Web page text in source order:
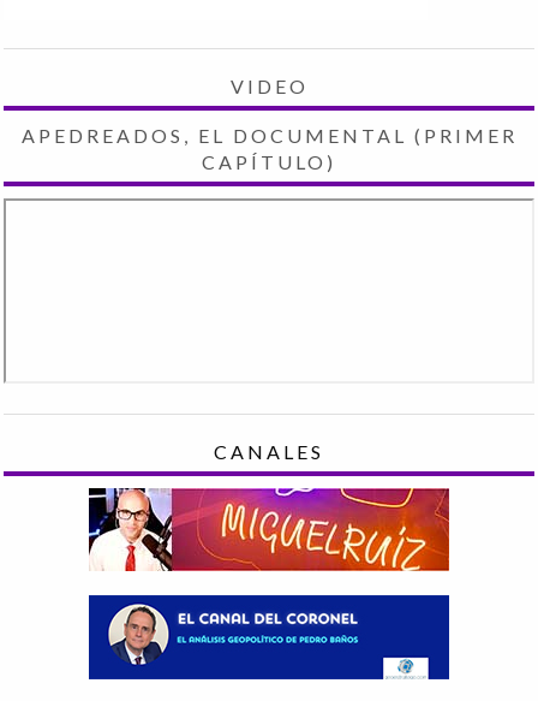
VIDEO
APEDREADOS, EL DOCUMENTAL (PRIMER
CAPÍTULO)
CANALES